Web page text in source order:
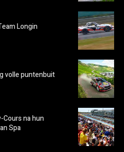
Longin
volle puntenbuit
Cours na hun
Spa